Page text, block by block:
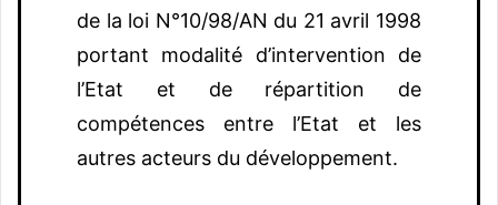
de la loi N°10/98/AN du 21 avril 1998
portant modalité d’intervention de
l’Etat et de répartition de
compétences entre l’Etat et les
autres acteurs du développement.